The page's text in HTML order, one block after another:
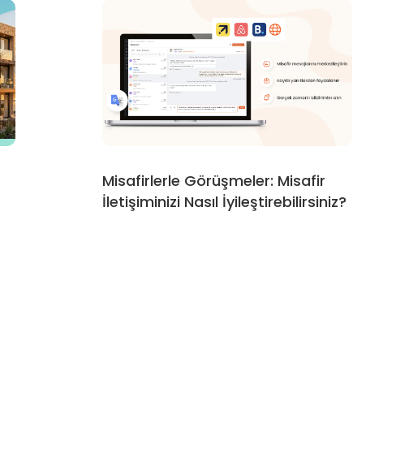
Misafirlerle Görüşmeler: Misafir
İletişiminizi Nasıl İyileştirebilirsiniz?